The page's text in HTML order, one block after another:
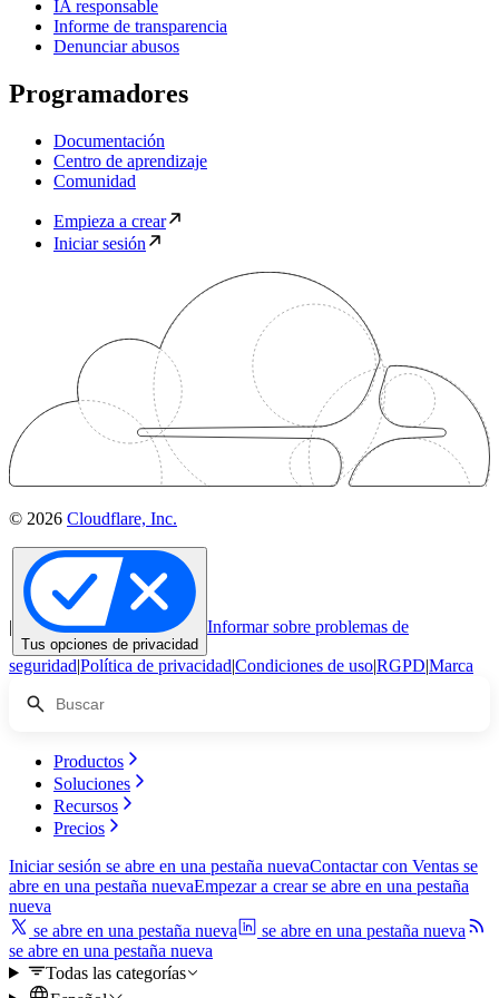
IA responsable
Informe de transparencia
Denunciar abusos
Programadores
Documentación
Centro de aprendizaje
Comunidad
Empieza a crear
Iniciar sesión
© 2026 Cloudflare, Inc.
|
Tus opciones de privacidad
Informar sobre problemas de
seguridad|Política de privacidad|Condiciones de uso|RGPD|Marca
Productos
Soluciones
Recursos
Precios
Iniciar sesión se abre en una pestaña nuevaContactar con Ventas se
abre en una pestaña nuevaEmpezar a crearse abre en una pestaña
nueva
se abre en una pestaña nueva
se abre en una pestaña nueva
se abre en una pestaña nueva
Todas las categorías